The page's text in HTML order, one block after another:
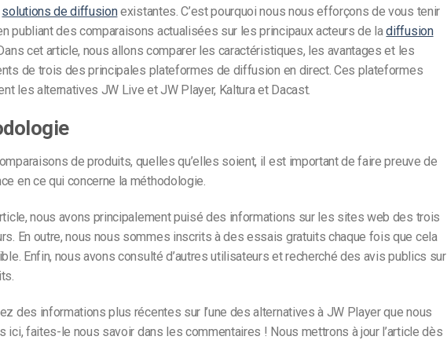
solutions de diffusionexistantes. C’est pourquoi nous nous efforçons de vous tenir
publiant des comparaisons actualisées sur les principaux acteurs de ladiffusion
Dans cet article, nous allons comparer les caractéristiques, les avantages et les
de trois des principales plateformes de diffusion en direct. Ces plateformes
les alternatives JW Live et JW Player, Kaltura et Dacast.
de produits, quelles qu’elles soient, il est important de faire preuve de
en ce qui concerne la méthodologie.
nous avons principalement puisé des informations sur les sites web des trois
En outre, nous nous sommes inscrits à des essais gratuits chaque fois que cela
Enfin, nous avons consulté d’autres utilisateurs et recherché des avis publics sur
des informations plus récentes sur l’une des alternatives à JW Player que nous
ici, faites-le nous savoir dans les commentaires ! Nous mettrons à jour l’article dès